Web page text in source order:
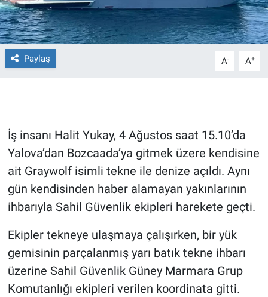
Paylaş A- A+
İş insanı Halit Yukay, 4 Ağustos saat 15.10’da
Yalova’dan Bozcaada’ya gitmek üzere kendisine
ait Graywolf isimli tekne ile denize açıldı. Aynı
gün kendisinden haber alamayan yakınlarının
ihbarıyla Sahil Güvenlik ekipleri harekete geçti.
Ekipler tekneye ulaşmaya çalışırken, bir yük
gemisinin parçalanmış yarı batık tekne ihbarı
üzerine Sahil Güvenlik Güney Marmara Grup
Komutanlığı ekipleri verilen koordinata gitti.
Gün Bitiyor
Gün Ortası
Haber
İlan
Koronavirüs
Kültür Sanat
Ne demişti